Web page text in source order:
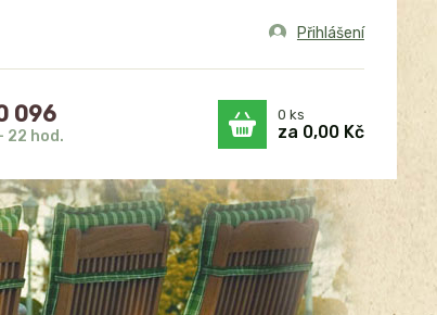
Přihlášení
096
22 hod.
0 ks
za 0,00 Kč